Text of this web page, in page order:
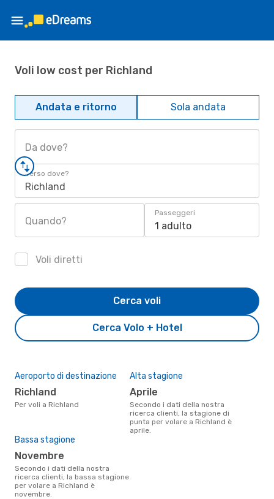
Voli low cost per Richland
Andata e ritorno Sola andata
Da dove?
Verso dove?
Richland
Quando?
Passeggeri
1 adulto
Voli diretti
Cerca Volo + Hotel
Cerca voli
Aeroporto di destinazione
Richland
Per voli a Richland
Alta stagione
aprile
Secondo i dati della nostra
ricerca clienti, la stagione di
punta per volare a Richland è
aprile.
Bassa stagione
novembre
Secondo i dati della nostra
ricerca clienti, la bassa stagione
per volare a Richland è
novembre.